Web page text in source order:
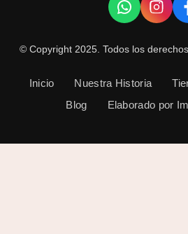
© Copyright 2025. Todos los
Inicio Nuestra Historia
Blog
Elaborado por